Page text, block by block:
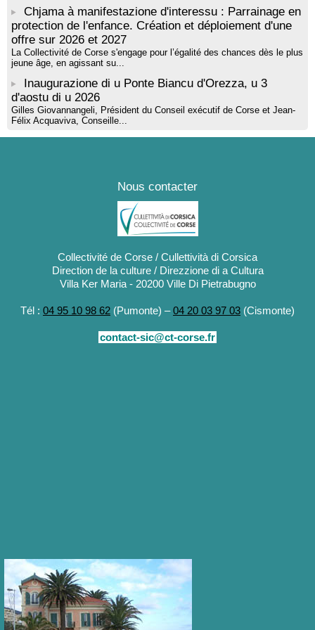
Chjama à manifestazione d'interessu : Parrainage en
protection de l'enfance. Création et déploiement d'une
offre sur 2026 et 2027
La Collectivité de Corse s'engage pour l’égalité des chances dès le plus
jeune âge, en agissant su...
Inaugurazione di u Ponte Biancu d'Orezza, u 3
d'aostu di u 2026
Gilles Giovannangeli, Président du Conseil exécutif de Corse et Jean-
Félix Acquaviva, Conseille...
Nous contacter
Collectivité de Corse / Cullettività di Corsica
Direction de la culture / Direzzione di a Cultura
Villa Ker Maria - 20200 Ville Di Pietrabugno
Tél : 04 95 10 98 62 (Pumonte) –04 20 03 97 03 (Cismonte)
contact-sic@ct-corse.fr